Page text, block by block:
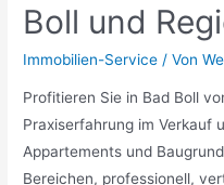
Boll und
Immobilien-Service / Von
Profitieren Sie in Bad Boll
Praxiserfahrung im Verkauf
Appartements und
Bereichen, professionell,